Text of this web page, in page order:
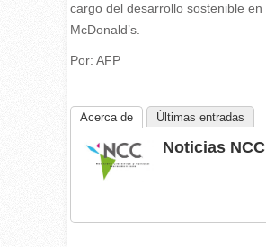
cargo del desarrollo sostenible en
McDonald’s.
Por: AFP
Acerca de Últimas entradas
Noticias NCC